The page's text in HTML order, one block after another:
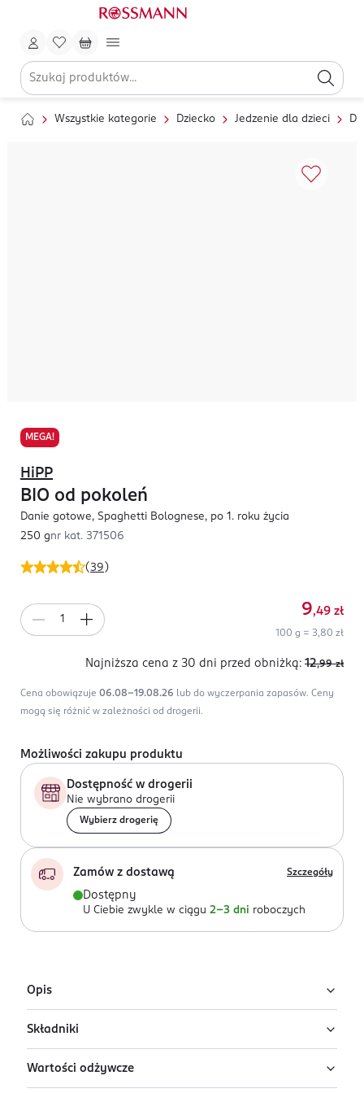
Wszystkie kategorie Dziecko Jedzenie dla dzieci
MEGA!
(39 )
HiPP
BIO od pokoleń
Danie gotowe, Spaghetti Bolognese, po 1. roku życia
250 gnr kat. 371506
9,49 zł
100 g = 3,80 zł
Najniższa cena z 30 dni przed obniżką: 12,99 zł
Cena obowiązuje 06.08-19.08.26 lub do wyczerpania zapasów. Ceny
mogą się różnić w zależności od drogerii.
Możliwości zakupu produktu
Dostępność w drogerii
Nie wybrano drogerii
Wybierz drogerię
Zamów z dostawą Szczegóły
Dostępny
U Ciebie zwykle w ciągu 2-3 dni roboczych
Opis
HiPP BIO od pokoleń, Spaghetti Bolognese, po 1. roku
Ekologiczny pełnowartościowy posiłek warzywno-
mięsny dla małych dzieci
Składniki
Pomidory* 45%, woda, makaron spaghetti* 8%
Wartości odżywcze